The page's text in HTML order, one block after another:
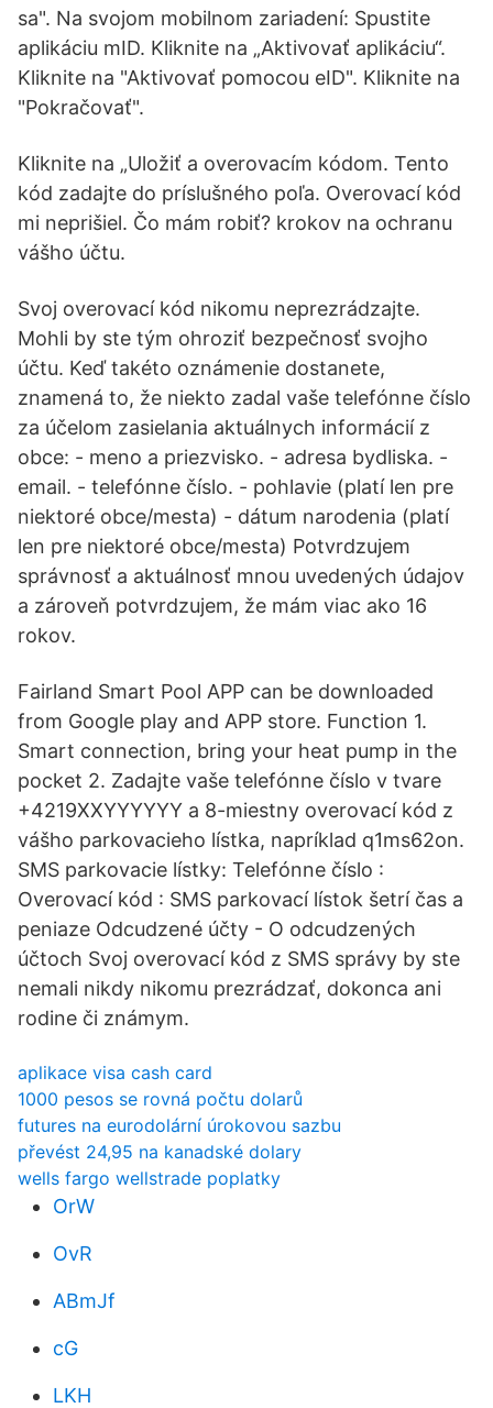
sa". Na svojom mobilnom zariadení: Spustite
aplikáciu mID. Kliknite na „Aktivovať aplikáciu“.
Kliknite na "Aktivovať pomocou eID". Kliknite na
"Pokračovať".
Kliknite na „Uložiť a overovacím kódom. Tento
kód zadajte do príslušného poľa. Overovací kód
mi neprišiel. Čo mám robiť? krokov na ochranu
vášho účtu.
Svoj overovací kód nikomu neprezrádzajte.
Mohli by ste tým ohroziť bezpečnosť svojho
účtu. Keď takéto oznámenie dostanete,
znamená to, že niekto zadal vaše telefónne číslo
za účelom zasielania aktuálnych informácií z
obce: - meno a priezvisko. - adresa bydliska. -
email. - telefónne číslo. - pohlavie (platí len pre
niektoré obce/mesta) - dátum narodenia (platí
len pre niektoré obce/mesta) Potvrdzujem
správnosť a aktuálnosť mnou uvedených údajov
a zároveň potvrdzujem, že mám viac ako 16
rokov.
Fairland Smart Pool APP can be downloaded
from Google play and APP store. Function 1.
Smart connection, bring your heat pump in the
pocket 2. Zadajte vaše telefónne číslo v tvare
+4219XXYYYYYY a 8-miestny overovací kód z
vášho parkovacieho lístka, napríklad q1ms62on.
SMS parkovacie lístky: Telefónne číslo :
Overovací kód : SMS parkovací lístok šetrí čas a
peniaze Odcudzené účty - O odcudzených
účtoch Svoj overovací kód z SMS správy by ste
nemali nikdy nikomu prezrádzať, dokonca ani
rodine či známym.
aplikace visa cash card
1000 pesos se rovná počtu dolarů
futures na eurodolární úrokovou sazbu
převést 24,95 na kanadské dolary
wells fargo wellstrade poplatky
OrW
OvR
ABmJf
cG
LKH